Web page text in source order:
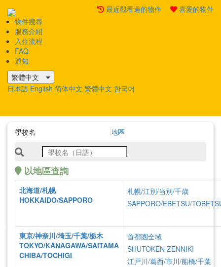
最近觀看過的物件 喜愛的物件
物件搜尋
服務介紹
入住流程
FAQ
通知
繁體中文
日本語 English 简体中文 繁體中文 한국어
學校名 地區
以地區查詢
北海道/札幌
HOKKAIDO/SAPPORO
札幌/江別/当別/千歳
SAPPORO/EBETSU/
東京/神奈川/埼玉/千葉/栃木
TOKYO/KANAGAWA/SAITAMA
CHIBA/TOCHIGI
首都圏全域
SHUTOKEN ZENNIKI
江戸川/葛西/市川/船橋/千葉
物件搜尋
List of Properties
物件情報 カテ
ゴリー
すべて